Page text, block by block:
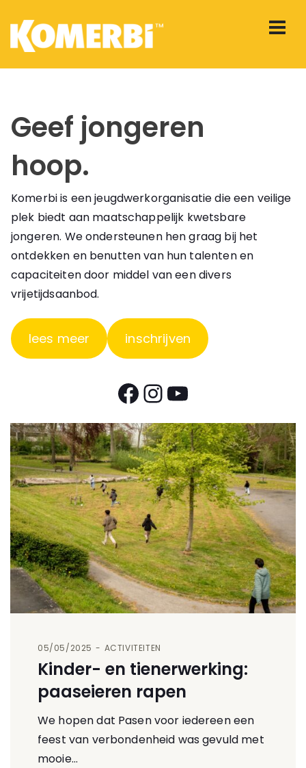
Geef jongeren
hoop.
Komerbi is een jeugdwerkorganisatie die een veilige
plek biedt aan maatschappelijk kwetsbare
jongeren. We ondersteunen hen graag bij het
ontdekken en benutten van hun talenten en
capaciteiten door middel van een divers
vrijetijdsaanbod.
lees meer inschrijven
05/05/2025 ACTIVITEITEN
Kinder- en tienerwerking:
paaseieren rapen
We hopen dat Pasen voor iedereen een
feest van verbondenheid was gevuld met
mooie…